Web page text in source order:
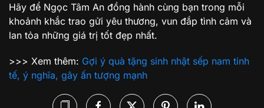
Hãy để Ngọc Tâm An đồng hành cùng bạn trong mỗi
khoảnh khắc trao gửi yêu thương, vun đắp tình cảm và
lan tỏa những giá trị tốt đẹp nhất.
>>> Xem thêm: Gợi ý quà tặng sinh nhật sếp nam tinh
tế, ý nghĩa, gây ấn tượng mạnh